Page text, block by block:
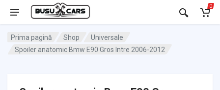
0
Prima pagină Shop
Universale
Spoiler anatomic Bmw E90 Gros Intre 2006-2012